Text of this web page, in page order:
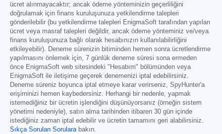
ücret alınmayacaktır; ancak ödeme yönteminizin geçerliliğini
doğrulamak için finans kuruluşunuza yetkilendirme talepleri
gönderilebilir (bu yetkilendirme talepleri EnigmaSoft tarafından yapılan
ücret veya masraf talepleri değildir, ancak ödeme yönteminiz ve/veya
finans kuruluşunuza bağlı olarak hesabınızın kullanılabilirliğini
etkileyebilir). Deneme sürenizin bitiminden hemen sonra ücretlendirme
yapılmasını önlemek için, 7 günlük deneme süresi sona ermeden
önce EnigmaSoft web sitesindeki "Hesabım" bölümünden veya
EnigmaSoft ile iletişime geçerek denemenizi iptal edebilirsiniz.
Deneme süreniz boyunca iptal etmeye karar verirseniz, SpyHunter'a
erişiminizi hemen kaybedersiniz. Herhangi bir nedenle, yapmak
istemediğiniz bir ücretin işlendiğini düşünüyorsanız (örneğin sistem
yönetimi nedeniyle), satın alma tarihinden itibaren 30 gün içinde
istediğiniz zaman iptal edebilir ve ücretin tamamını geri alabilirsiniz.
Sıkça Sorulan Sorularabakın.